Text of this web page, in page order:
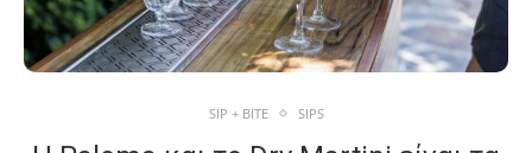
SIP + BITE SIPS